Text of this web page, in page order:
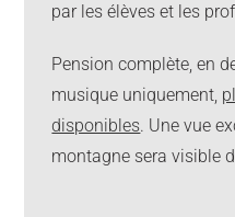
par les élèves et les
Pension complète, en
musique uniquement,
disponibles. Une vue
montagne sera visible